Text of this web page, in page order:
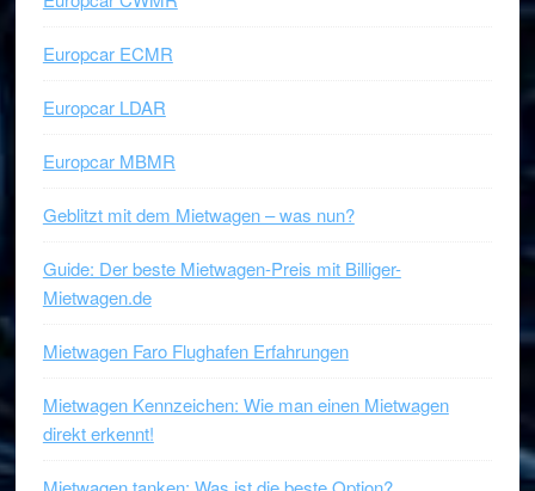
Europcar ECMR
Europcar LDAR
Europcar MBMR
Geblitzt mit dem Mietwagen – was nun?
Guide: Der beste Mietwagen-Preis mit Billiger-
Mietwagen.de
Mietwagen Faro Flughafen Erfahrungen
Mietwagen Kennzeichen: Wie man einen Mietwagen
direkt erkennt!